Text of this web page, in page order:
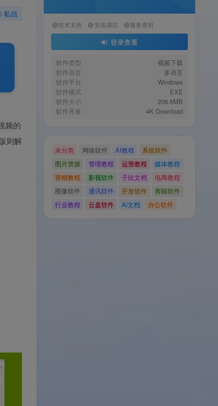
私信
频的
则解
技术支持 安装调试 服务透明
登录查看
软件类型
视频下载
软件语言
多语言
软件平台
Windows
软件格式
EXE
软件大小
206.6MB
软件开发
4K Download
未分类 网络软件 AI教程
系统软件
图片资源
管理教程 运营教程
媒体教程
营销教程
影视软件 子比文档
电商教程
图像软件
通讯软件 开发软件
剪辑软件
行业教程
云盘软件 Ai文档 办公软件